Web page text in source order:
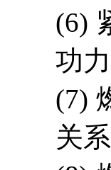
(6)
功
(7)
关